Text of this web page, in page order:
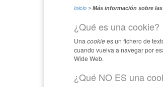
Inicio > Más información sobre
¿Qué es una cookie?
Una cookiees un fichero de
cuando vuelva a navegar por
Wide Web.
¿Qué NO ES una